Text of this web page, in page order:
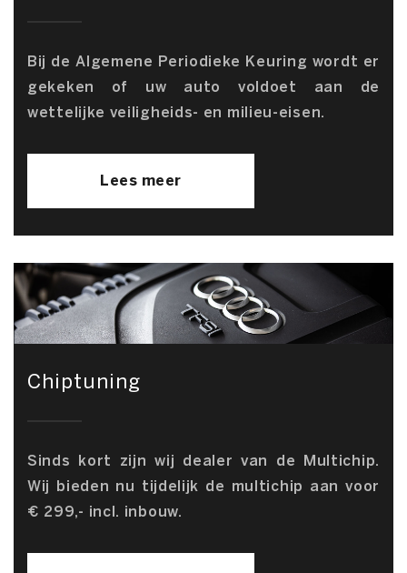
Bij de Algemene Periodieke Keuring wordt er
gekeken of uw auto voldoet aan de
wettelijke veiligheids- en milieu-eisen.
Lees meer
Chiptuning
Sinds kort zijn wij dealer van de Multichip.
Wij bieden nu tijdelijk de multichip aan voor
€ 299,- incl. inbouw.